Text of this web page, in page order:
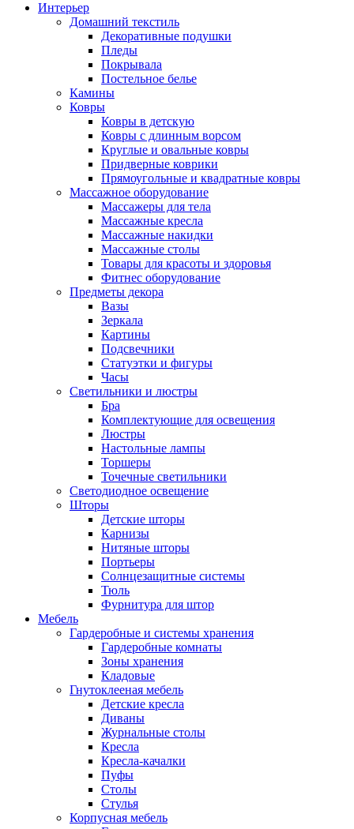
Интерьер
Домашний текстиль
Декоративные подушки
Пледы
Покрывала
Постельное белье
Камины
Ковры
Ковры в детскую
Ковры с длинным ворсом
Круглые и овальные ковры
Придверные коврики
Прямоугольные и квадратные ковры
Массажное оборудование
Массажеры для тела
Массажные кресла
Массажные накидки
Массажные столы
Товары для красоты и здоровья
Фитнес оборудование
Предметы декора
Вазы
Зеркала
Картины
Подсвечники
Статуэтки и фигуры
Часы
Светильники и люстры
Бра
Комплектующие для освещения
Люстры
Настольные лампы
Торшеры
Точечные светильники
Светодиодное освещение
Шторы
Детские шторы
Карнизы
Нитяные шторы
Портьеры
Солнцезащитные системы
Тюль
Фурнитура для штор
Мебель
Гардеробные и системы хранения
Гардеробные комнаты
Зоны хранения
Кладовые
Гнутоклееная мебель
Детские кресла
Диваны
Журнальные столы
Кресла
Кресла-качалки
Пуфы
Столы
Стулья
Корпусная мебель